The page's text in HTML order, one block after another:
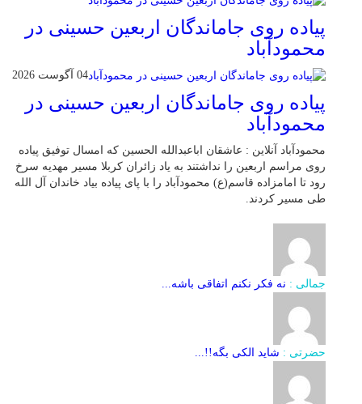
پیاده روی جاماندگان اربعین حسینی در
محمودآباد
04 آگوست 2026
پیاده روی جاماندگان اربعین حسینی در
محمودآباد
محمودآباد آنلاین : عاشقان اباعبدالله الحسین که امسال توفیق پیاده
روی مراسم اربعین را نداشتند به یاد زائران کربلا مسیر مهدیه سرخ
رود تا امامزاده قاسم(ع) محمودآباد را با پای پیاده بیاد خاندان آل الله
طی مسیر کردند.
جمالی : نه فکر نکنم اتفاقی باشه...
حضرتی : شاید الکی بگه!!...